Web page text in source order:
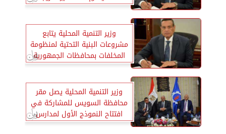
محترف
وزير التنمية المحلية يتابع
مشروعات البنية التحتية لمنظومة
المخلفات بمحافظات الجمهورية
وزير التنمية المحلية يصل مقر
محافظة السويس للمشاركة في
افتتاح النموذج الأول لمدارس
مصر المتميزة